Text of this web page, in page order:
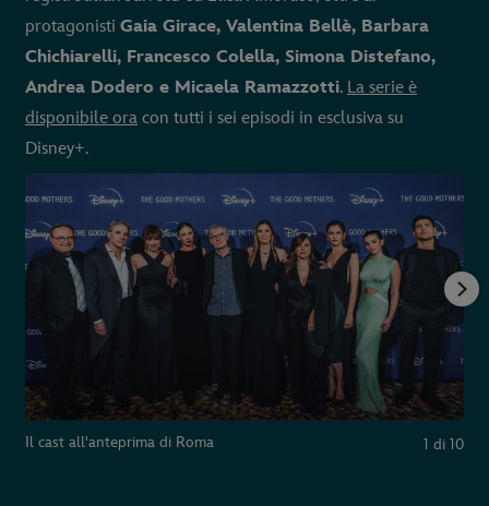
protagonisti Gaia Girace, Valentina Bellè, Barbara
Chichiarelli, Francesco Colella, Simona Distefano,
Andrea Dodero e Micaela Ramazzotti. La serie è
disponibile ora con tutti i sei episodi in esclusiva su
Disney+.
Il cast all'anteprima di Roma 1 di 10